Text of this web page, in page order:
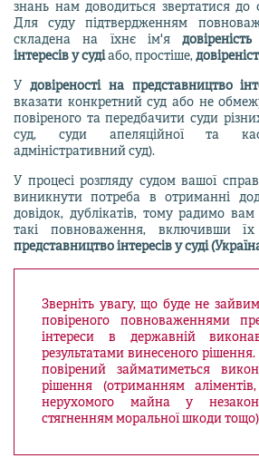
знань нам доводиться звертатися до
Для суду підтвердженням
складена на їхнє ім'я
інтересів у судіабо, простіше,
У довіреності на представництво
вказати конкретний суд або не
повіреного та передбачити суди
суд, суди апеляційної та
адміністративний суд).
У процесі розгляду судом вашої
виникнути потреба в отриманні
довідок, дублікатів, тому радимо вам
такі повноваження, включивши
представництво інтересів у суді
Зверніть увагу, що буде не
повіреного повноваженнями
інтереси в державній
результатами винесеного
повірений займатиметься
рішення (отриманням
нерухомого майна у
стягненням моральної шкоди